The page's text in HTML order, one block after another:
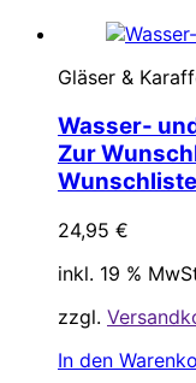
Gläser &
Wasser-
Zur
24,95 €
inkl. 19 %
zzgl.
In den